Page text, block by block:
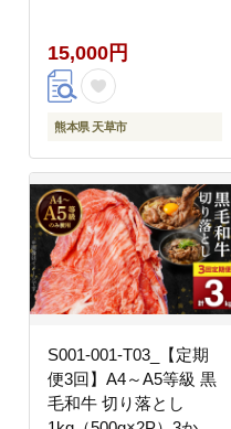
15,000円
熊本県 天草市
S001-001-T03_【定期
便3回】A4～A5等級 黒
毛和牛 切り落とし